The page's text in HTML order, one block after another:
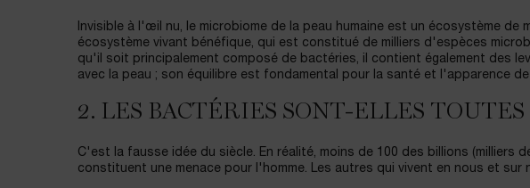
Invisible à l'œil nu, le microbiome de la peau humaine est un écosystème de
écosystème vivant bénéfique, qui est constitué de milliers d'espèces
qu'il soit principalement composé de bactéries, il contient également des
avec la peau ; son équilibre est fondamental pour la santé et l'apparence
2. LES BACTÉRIES SONT-ELLES TOUTES
C'est la fausse idée du siècle. En réalité, moins de 100 des billions (milliers
constituent une menace pour l'homme. Les autres qui vivent en nous et sur